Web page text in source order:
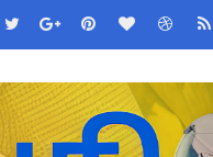
அதிரடி தெளிவுரை